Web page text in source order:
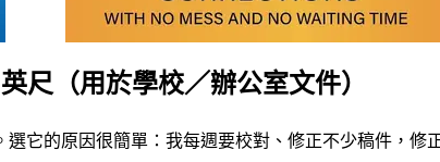
尺（用於學校／辦公室文件）
它的原因很簡單：我每週要校對、修正不少稿件，修